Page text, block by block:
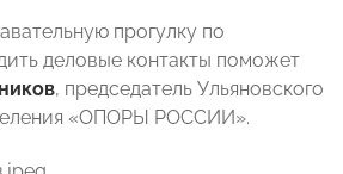
прогулку по
деловые контакты поможет
, председатель Ульяновского
«ОПОРЫ РОССИИ».